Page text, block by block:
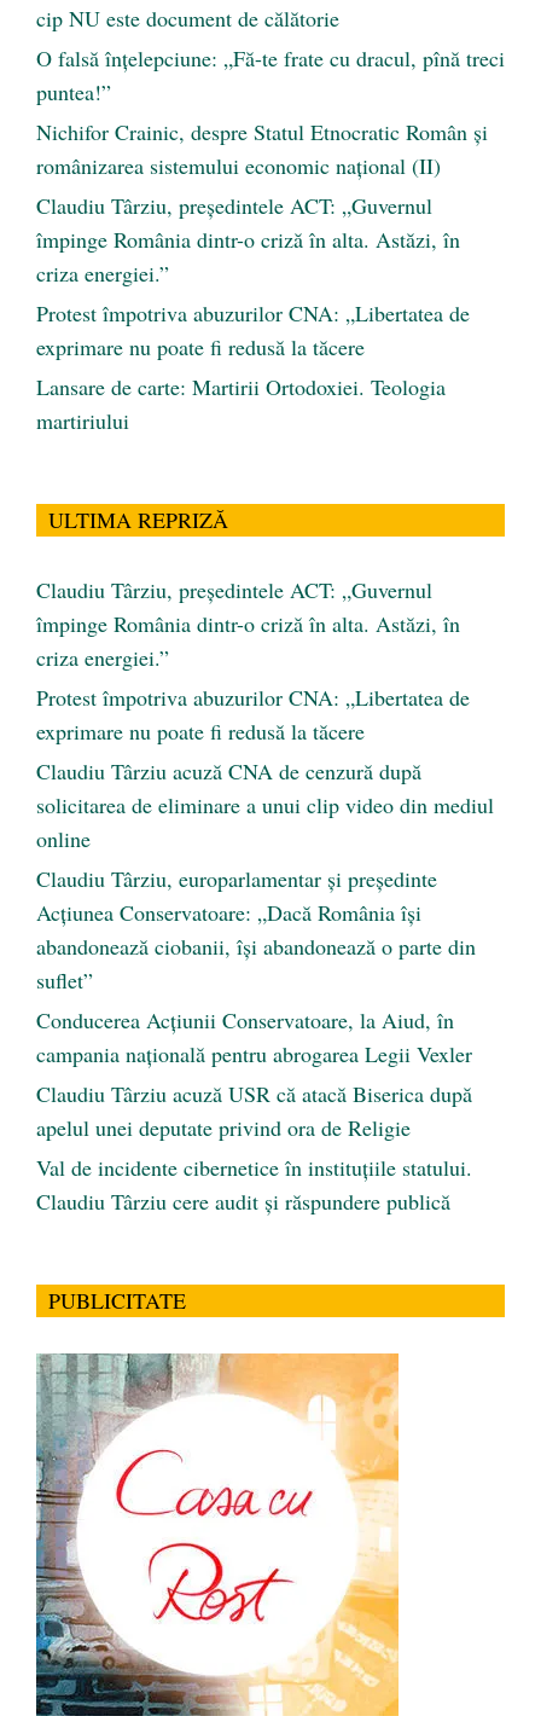
cip NU este document de călătorie
O falsă înțelepciune: „Fă-te frate cu dracul, pînă treci
puntea!”
Nichifor Crainic, despre Statul Etnocratic Român şi
românizarea sistemului economic naţional (II)
Claudiu Târziu, președintele ACT: „Guvernul
împinge România dintr-o criză în alta. Astăzi, în
criza energiei.”
Protest împotriva abuzurilor CNA: „Libertatea de
exprimare nu poate fi redusă la tăcere
Lansare de carte: Martirii Ortodoxiei. Teologia
martiriului
ULTIMA REPRIZĂ
Claudiu Târziu, președintele ACT: „Guvernul
împinge România dintr-o criză în alta. Astăzi, în
criza energiei.”
Protest împotriva abuzurilor CNA: „Libertatea de
exprimare nu poate fi redusă la tăcere
Claudiu Târziu acuză CNA de cenzură după
solicitarea de eliminare a unui clip video din mediul
online
Claudiu Târziu, europarlamentar și președinte
Acțiunea Conservatoare: „Dacă România își
abandonează ciobanii, își abandonează o parte din
suflet”
Conducerea Acțiunii Conservatoare, la Aiud, în
campania națională pentru abrogarea Legii Vexler
Claudiu Târziu acuză USR că atacă Biserica după
apelul unei deputate privind ora de Religie
Val de incidente cibernetice în instituțiile statului.
Claudiu Târziu cere audit și răspundere publică
PUBLICITATE